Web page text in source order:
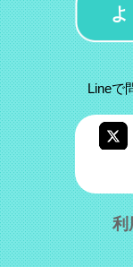
Lineで
利